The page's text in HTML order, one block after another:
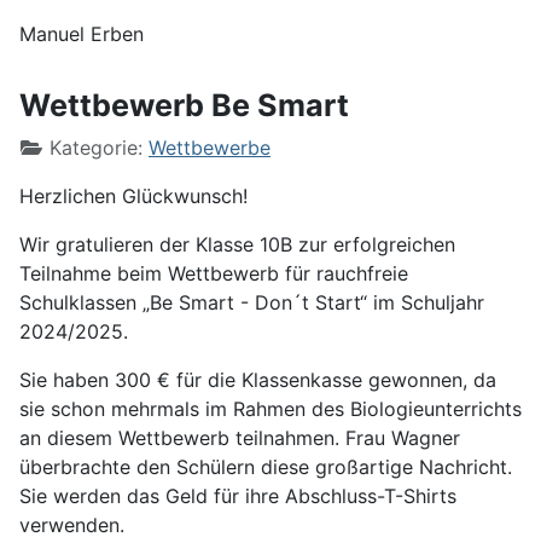
Manuel Erben
Wettbewerb Be Smart
Kategorie: Wettbewerbe
Herzlichen Glückwunsch!
Wir gratulieren der Klasse 10B zur erfolgreichen
Teilnahme beim Wettbewerb für rauchfreie
Schulklassen „Be Smart - Don´t Start“ im Schuljahr
2024/2025.
Sie haben 300 € für die Klassenkasse gewonnen, da
sie schon mehrmals im Rahmen des Biologieunterrichts
an diesem Wettbewerb teilnahmen. Frau Wagner
überbrachte den Schülern diese großartige Nachricht.
Sie werden das Geld für ihre Abschluss-T-Shirts
verwenden.